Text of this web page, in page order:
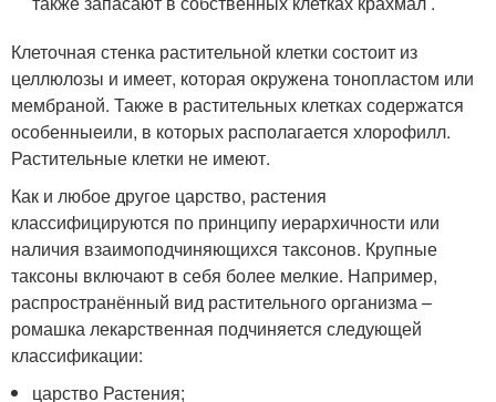
Клеточная стенка растительной клетки состоит из
целлюлозы и имеет, которая окружена тонопластом или
мембраной. Также в растительных клетках содержатся
особенныеили, в которых располагается хлорофилл.
Растительные клетки не имеют.
Как и любое другое царство, растения
классифицируются по принципу иерархичности или
наличия взаимоподчиняющихся таксонов. Крупные
таксоны включают в себя более мелкие. Например,
распространённый вид растительного организма –
ромашка лекарственная подчиняется следующей
классификации:
царство Растения;